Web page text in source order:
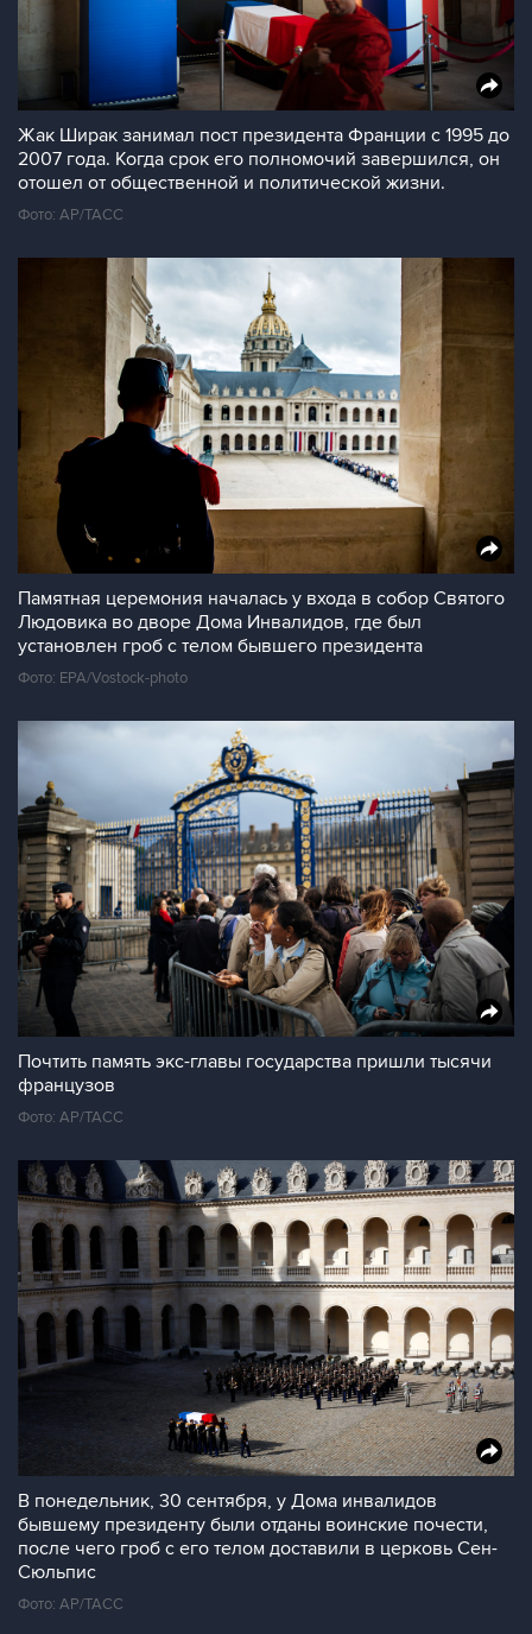
Жак Ширак занимал пост президента Франции с 1995 до
2007 года. Когда срок его полномочий завершился, он
отошел от общественной и политической жизни.
Фото: AP/ТАСС
Памятная церемония началась у входа в собор Святого
Людовика во дворе Дома Инвалидов, где был
установлен гроб с телом бывшего президента
Фото: EPA/Vostock-photo
Почтить память экс-главы государства пришли тысячи
французов
Фото: AP/ТАСС
В понедельник, 30 сентября, у Дома инвалидов
бывшему президенту были отданы воинские почести,
после чего гроб с его телом доставили в церковь Сен-
Сюльпис
Фото: AP/ТАСС